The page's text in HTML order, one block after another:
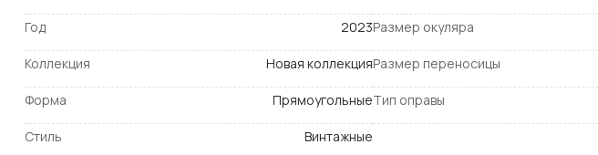
Год 2023
Коллекция Новая коллекция
Форма Прямоугольные
Стиль Винтажные
Размер окуляра
Размер переносицы
Тип оправы